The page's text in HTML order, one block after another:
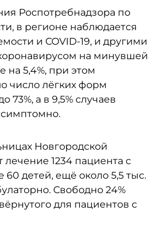
Роспотребнадзора по
в регионе наблюдается
и COVID-19, и другими
на минувшей
на 5,4%, при этом
число лёгких форм
73%, а в 9,5% случаев
Новгородской
1234 пациента с
60 детей, ещё около 5,5 тыс.
Свободно 24%
для пациентов с